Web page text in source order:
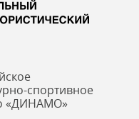
спортивное
«ДИНАМО»